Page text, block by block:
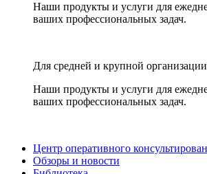
Наши продукты и услуги для
ваших профессиональных задач.
Для средней и крупной организации
Наши продукты и услуги для
ваших профессиональных задач.
Центр оперативного
Обзоры и новости